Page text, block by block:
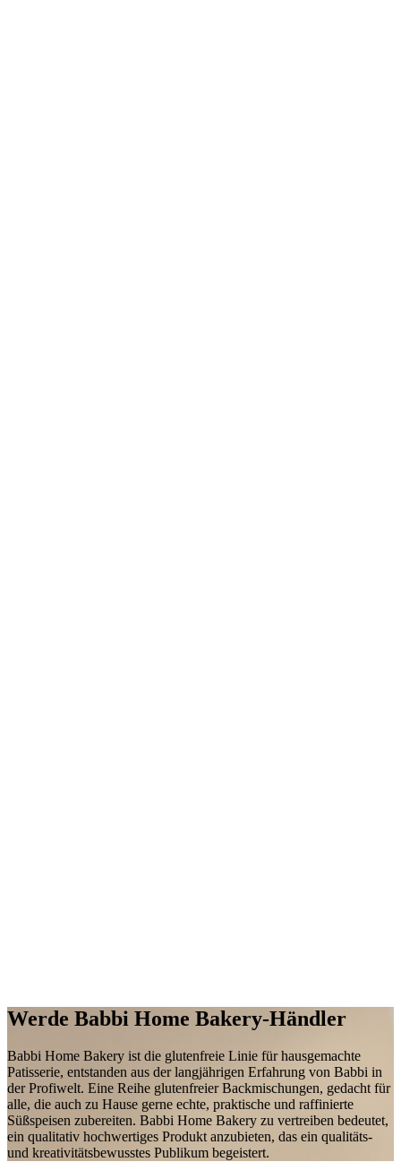
Werde Babbi Home Bakery-Händler
Babbi Home Bakery ist die glutenfreie Linie für hausgemachte
Patisserie, entstanden aus der langjährigen Erfahrung von Babbi in
der Profiwelt. Eine Reihe glutenfreier Backmischungen, gedacht für
alle, die auch zu Hause gerne echte, praktische und raffinierte
Süßspeisen zubereiten. Babbi Home Bakery zu vertreiben bedeutet,
ein qualitativ hochwertiges Produkt anzubieten, das ein qualitäts-
und kreativitätsbewusstes Publikum begeistert.